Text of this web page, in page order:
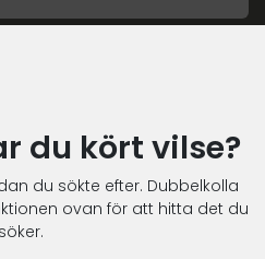
du kört vilse?
du sökte efter. Dubbelkolla
ovan för att hitta det du
söker.